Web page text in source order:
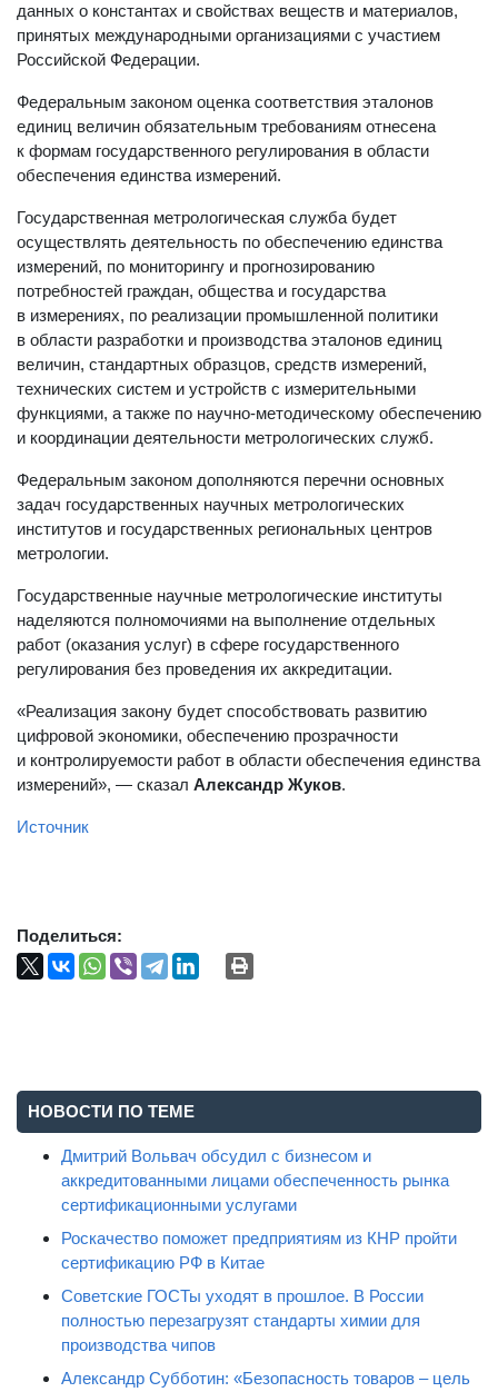
данных о константах и свойствах веществ и материалов,
принятых международными организациями с участием
Российской Федерации.
Федеральным законом оценка соответствия эталонов
единиц величин обязательным требованиям отнесена
к формам государственного регулирования в области
обеспечения единства измерений.
Государственная метрологическая служба будет
осуществлять деятельность по обеспечению единства
измерений, по мониторингу и прогнозированию
потребностей граждан, общества и государства
в измерениях, по реализации промышленной политики
в области разработки и производства эталонов единиц
величин, стандартных образцов, средств измерений,
технических систем и устройств с измерительными
функциями, а также по научно-методическому обеспечению
и координации деятельности метрологических служб.
Федеральным законом дополняются перечни основных
задач государственных научных метрологических
институтов и государственных региональных центров
метрологии.
Государственные научные метрологические институты
наделяются полномочиями на выполнение отдельных
работ (оказания услуг) в сфере государственного
регулирования без проведения их аккредитации.
«Реализация закону будет способствовать развитию
цифровой экономики, обеспечению прозрачности
и контролируемости работ в области обеспечения единства
измерений», — сказал Александр Жуков.
Источник
Поделиться:
НОВОСТИ ПО ТЕМЕ
Дмитрий Вольвач обсудил с бизнесом и
аккредитованными лицами обеспеченность рынка
сертификационными услугами
Роскачество поможет предприятиям из КНР пройти
сертификацию РФ в Китае
Советские ГОСТы уходят в прошлое. В России
полностью перезагрузят стандарты химии для
производства чипов
Александр Субботин: «Безопасность товаров – цель